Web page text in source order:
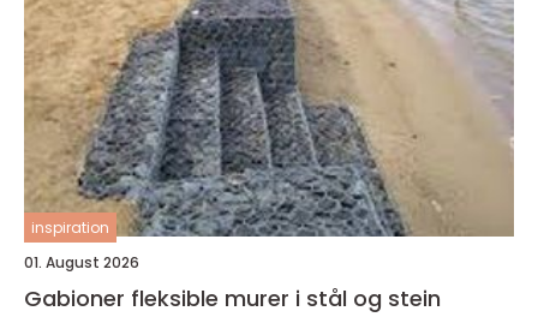
inspiration
01. August 2026
Gabioner fleksible murer i stål og stein